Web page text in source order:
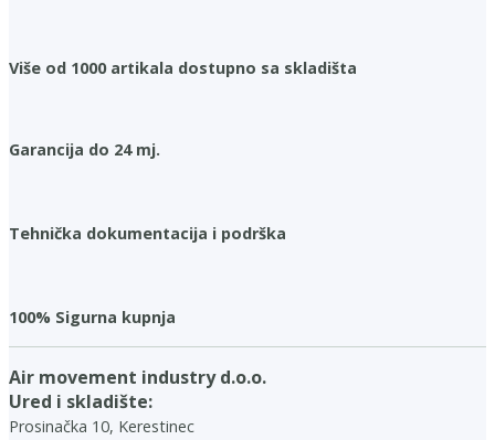
Više od 1000 artikala dostupno sa skladišta
Garancija do 24 mj.
Tehnička dokumentacija i podrška
100% Sigurna kupnja
Air movement industry d.o.o.
Ured i skladište:
Prosinačka 10, Kerestinec